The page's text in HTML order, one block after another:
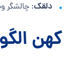
دلقک: چالشگر
کهن